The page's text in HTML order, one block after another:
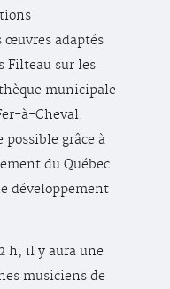
œuvres adaptés
Filteau sur les
municipale
à-Cheval.
grâce à
du Québec
développement
h, il y aura une
musiciens de